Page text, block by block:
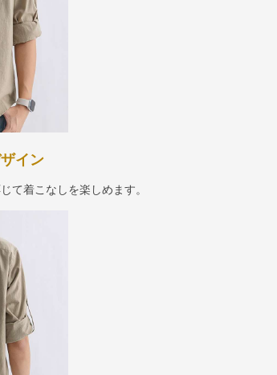
イン
て着こなしを楽しめます。